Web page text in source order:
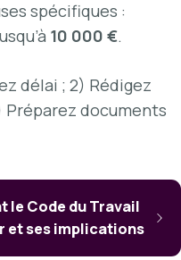
spécifiques :
10 000 €.
délai ; 2) Rédigez
Préparez documents
le Code du Travail
et ses implications